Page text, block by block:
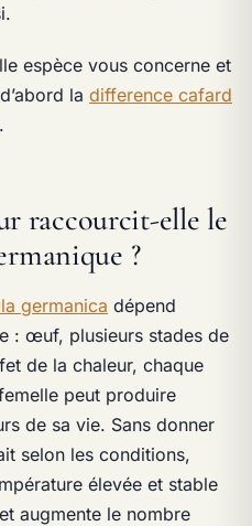
espèce vous concerne et
la difference cafard
raccourcit-elle le
?
germanica dépend
: œuf, plusieurs stades de
de la chaleur, chaque
peut produire
de sa vie. Sans donner
selon les conditions,
élevée et stable
augmente le nombre